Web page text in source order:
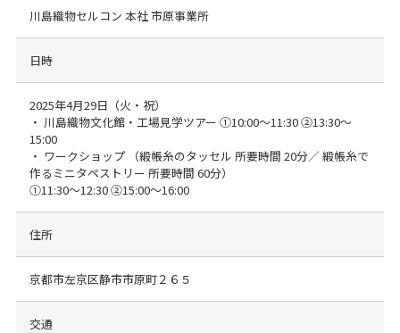
川島織物セルコン 本社 市原事業所
日時
2025年4月29日（火・祝）
・ 川島織物文化館・工場見学ツアー ①10:00～11:30 ②13:30～
15:00
・ ワークショップ （緞帳糸のタッセル 所要時間 20分／ 緞帳糸で
作るミニタペストリー 所要時間 60分）
①11:30～12:30 ②15:00～16:00
住所
京都市左京区静市市原町２６５
交通